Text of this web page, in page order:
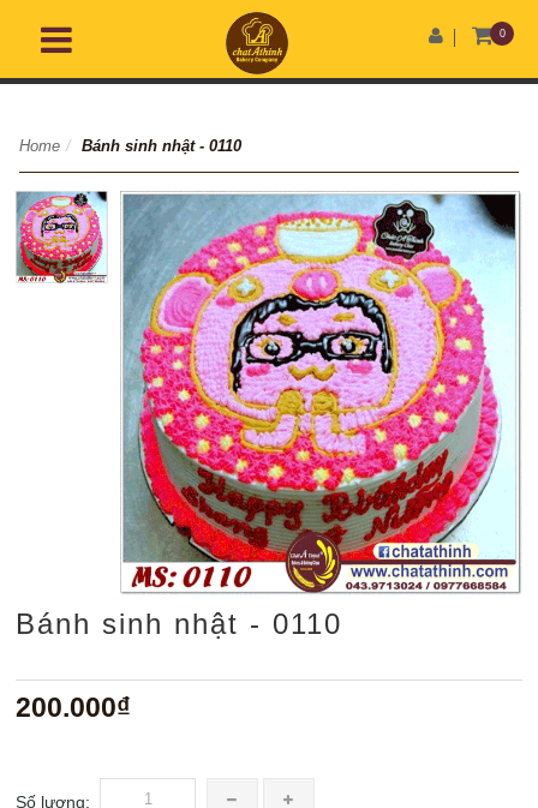
0
Home / Bánh sinh nhật - 0110
Bánh sinh nhật - 0110
200.000₫
Số lượng: